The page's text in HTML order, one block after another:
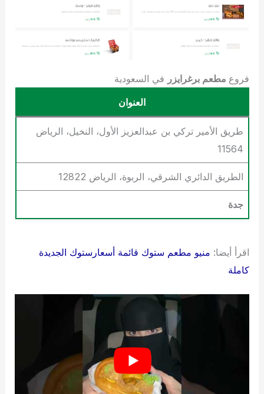
فروع مطعم برغرايزر في السعودية
العنوان
طريق الأمير تركي بن عبدالعزيز الأول، النخيل، الرياض
11564
الطريق الدائري الشرقي، الربوة، الرياض 12822
جدة
اقرأ أيضا: منيو مطعم ستوك قائمة أسعارستوك الجديدة
كاملة